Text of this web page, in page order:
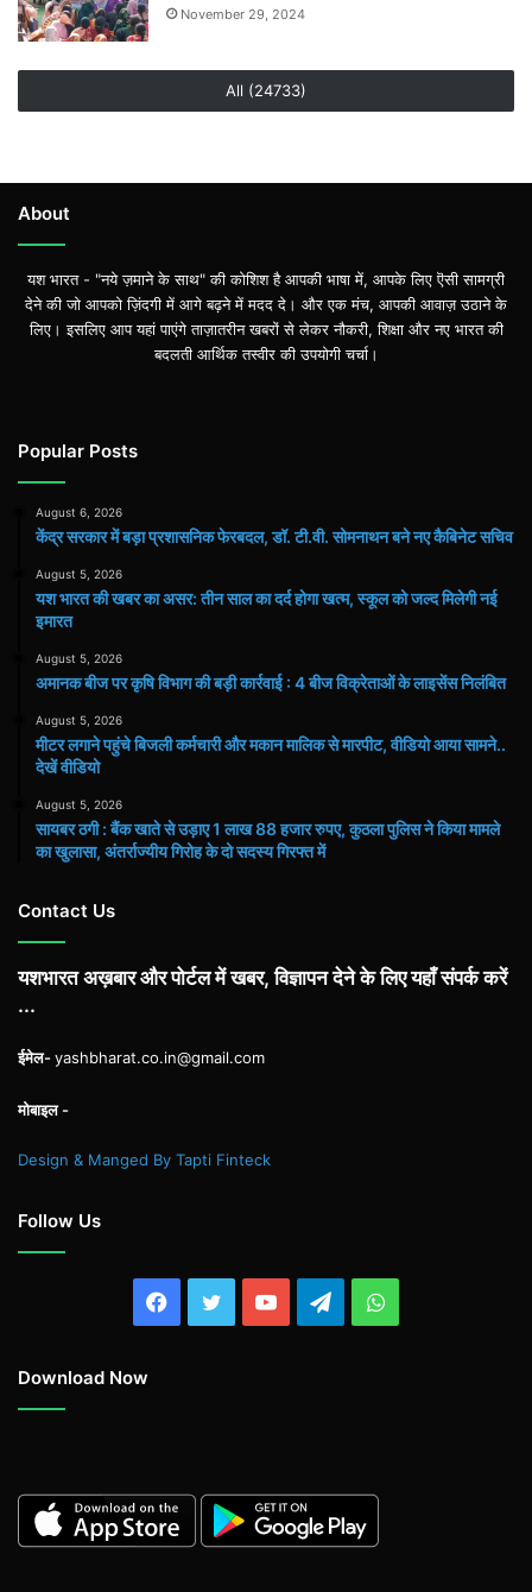
November 29, 2024
All (24733)
About
यश भारत - "नये ज़माने के साथ" की कोशिश है आपकी भाषा में, आपके लिए ऎसी सामग्री
देने की जो आपको ज़िंदगी में आगे बढ़ने में मदद दे। और एक मंच, आपकी आवाज़ उठाने के
लिए। इसलिए आप यहां पाएंगे ताज़ातरीन खबरों से लेकर नौकरी, शिक्षा और नए भारत की
बदलती आर्थिक तस्वीर की उपयोगी चर्चा।
Popular Posts
August 6, 2026
केंद्र सरकार में बड़ा प्रशासनिक फेरबदल, डॉ. टी.वी. सोमनाथन बने नए कैबिनेट सचिव
August 5, 2026
यश भारत की खबर का असर: तीन साल का दर्द होगा खत्म, स्कूल को जल्द मिलेगी नई
इमारत
August 5, 2026
अमानक बीज पर कृषि विभाग की बड़ी कार्रवाई : 4 बीज विक्रेताओं के लाइसेंस निलंबित
August 5, 2026
मीटर लगाने पहुंचे बिजली कर्मचारी और मकान मालिक से मारपीट, वीडियो आया सामने..
देखें वीडियो
August 5, 2026
सायबर ठगी : बैंक खाते से उड़ाए 1 लाख 88 हजार रुपए, कुठला पुलिस ने किया मामले
का खुलासा, अंतर्राज्यीय गिरोह के दो सदस्य गिरफ्त में
Contact Us
यशभारत अख़बार और पोर्टल में खबर, विज्ञापन देने के लिए यहाँ संपर्क करें
...
ईमेल-yashbharat.co.in@gmail.com
मोबाइल -
Design & Manged By Tapti Finteck
Follow Us
Facebook
TwitterYouTubeTelegramWhatsApp
Download Now